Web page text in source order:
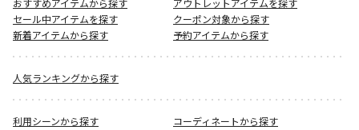
おすすめアイテムから探す
アウトレットアイテムを探す
セール中アイテムを探す
クーポン対象から探す
新着アイテムから探す
予約アイテムから探す
人気ランキングから探す
利用シーンから探す
コーディネートから探す